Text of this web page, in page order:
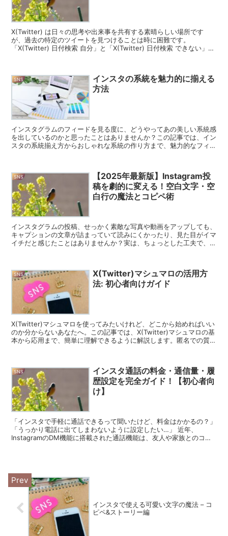
X(Twitter) は日々の思考や出来事を共有する素晴らしい場所です
が、過去の特定のツイートを見つけることは時に困難です。
「X(Twitter) 日付検索 自分」と「X(Twitter) 日付検索 できない」を
SNS
インスタの系統を魅力的に揃える
方法
インスタグラムのフィードを見る度に、どうやってあの美しい系統感
を出しているのかと思ったことはありませんか？この記事では、イン
スタの系統揃え方からおしゃれな系統の作り方まで、魅力的なフィー
SNS
【2025年最新版】Instagram投
稿を劇的に変える！空白文字・空
白行の魔法とコピペ術
インスタグラムの投稿、せっかく素敵な写真や動画をアップしても、
キャプションの文章が詰まっていて読みにくかったり、見た目がイマ
イチだと感じたことはありませんか？実は、ちょっとした工夫で、あ
SNS
X(Twitter)マシュマロの活用方
法: 初心者向けガイド
X(Twitter)マシュマロを使ってみたいけれど、どこから始めればいい
のか分からないあなたへ。この記事では、X(Twitter)マシュマロの基
本から応用まで、簡単に理解できるように解説します。匿名での質問
SNS
インスタ通話の料金・通信量・履
歴設定を完全ガイド！【初心者向
け】
「インスタで手軽に通話できるって聞いたけど、料金はかかるの？」
「うっかり電話に出てしまわないように設定したい…」 近年、
InstagramのDM機能に搭載された通話機能は、友人や家族とのコミ
インスタで使える可愛い文字の魔法 – コ
ピペ&ストーリー編